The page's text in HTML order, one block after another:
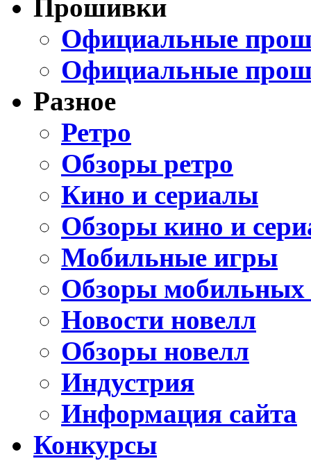
Прошивки
Официальные
Официальные
Разное
Ретро
Обзоры ретро
Кино и сериалы
Обзоры кино и
Мобильные игры
Обзоры мобильных
Новости новелл
Обзоры новелл
Индустрия
Информация сайта
Конкурсы